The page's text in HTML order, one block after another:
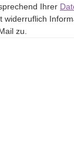
Ihrer
widerruflich
zu.